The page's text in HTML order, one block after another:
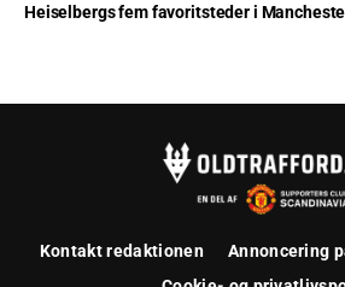
Heiselbergs fem favoritsteder i
Kontakt redaktionen
Annoncering